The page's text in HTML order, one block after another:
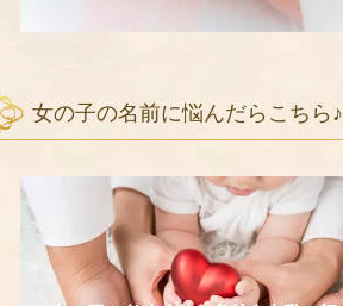
女の子の名前に悩んだらこちら♪